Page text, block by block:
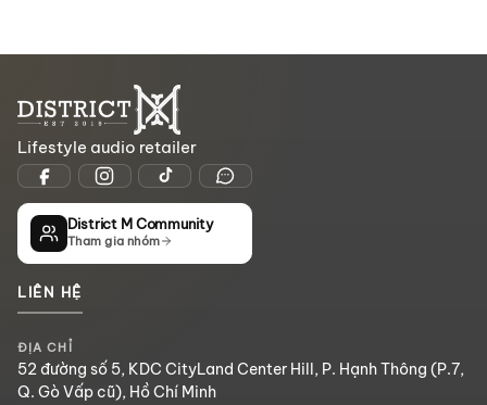
Lifestyle audio retailer
District M Community
Tham gia nhóm
LIÊN HỆ
ĐỊA CHỈ
52 đường số 5, KDC CityLand Center Hill, P. Hạnh Thông (P.7,
Q. Gò Vấp cũ), Hồ Chí Minh